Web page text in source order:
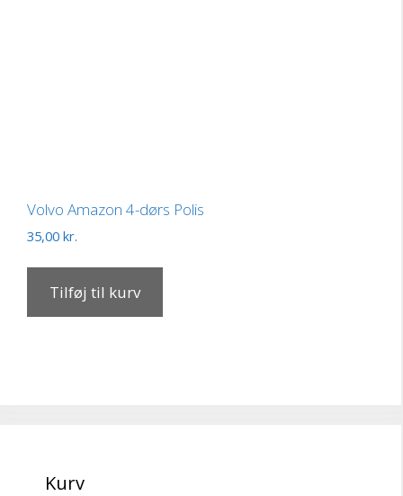
Volvo Amazon 4-dørs Polis
35,00 kr.
Tilføj til kurv
Kurv